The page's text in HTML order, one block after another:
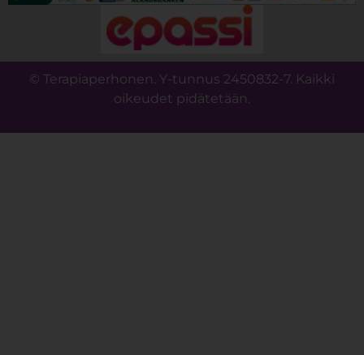
© Terapiaperhonen. Y-tunnus 2450832-7. Kaikki
oikeudet pidätetään.